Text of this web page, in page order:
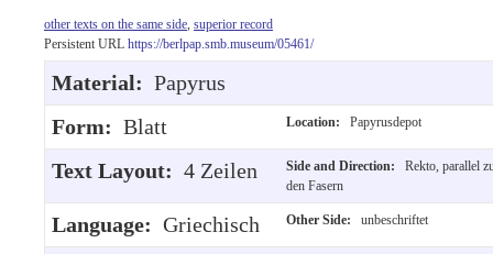
other texts on the same side superior record
Persistent URL https://berlpap.smb.museum/05461/
Material: Papyrus
Form: Blatt Location: Papyrusdepot
Text Layout: 4 Zeilen Side and Direction:
Rekto, parallel
den Fasern
Language: Griechisch Other Side: unbeschriftet